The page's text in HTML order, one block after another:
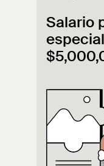
Salario